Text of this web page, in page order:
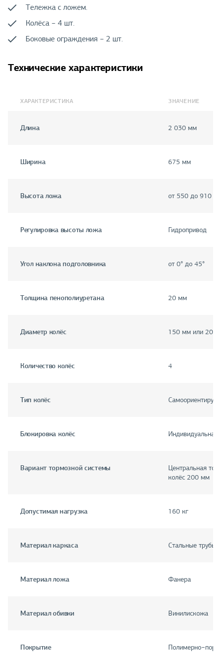
Тележка с ложем.
Колёса − 4 шт.
Боковые ограждения − 2 шт.
Технические характеристики
ХАРАКТЕРИСТИКА ЗНАЧЕНИЕ
Длина 2 030 мм
Ширина 675 мм
Высота ложа от 550 до 910
Регулировка высоты ложа Гидропривод
Угол наклона подголовника от 0° до 45°
Толщина пенополиуретана 20 мм
Диаметр колёс 150 мм или 200
Количество колёс 4
Тип колёс
Блокировка колёс Индивидуальная
Вариант тормозной системы
Центральная
колёс 200 мм
Допустимая нагрузка 160 кг
Материал каркаса Стальные трубы
Материал ложа Фанера
Материал обивки Винилискожа
Покрытие